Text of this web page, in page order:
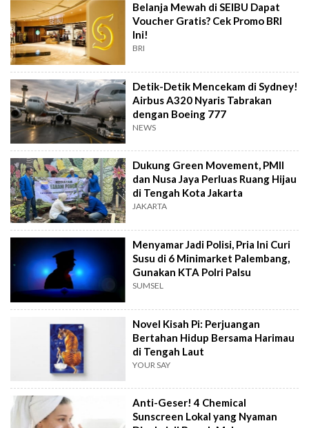
Belanja Mewah di SEIBU Dapat
Voucher Gratis? Cek Promo BRI
Ini!
BRI
Detik-Detik Mencekam di Sydney!
Airbus A320 Nyaris Tabrakan
dengan Boeing 777
NEWS
Dukung Green Movement, PMII
dan Nusa Jaya Perluas Ruang Hijau
di Tengah Kota Jakarta
JAKARTA
Menyamar Jadi Polisi, Pria Ini Curi
Susu di 6 Minimarket Palembang,
Gunakan KTA Polri Palsu
SUMSEL
Novel Kisah Pi: Perjuangan
Bertahan Hidup Bersama Harimau
di Tengah Laut
YOUR SAY
Anti-Geser! 4 Chemical
Sunscreen Lokal yang Nyaman